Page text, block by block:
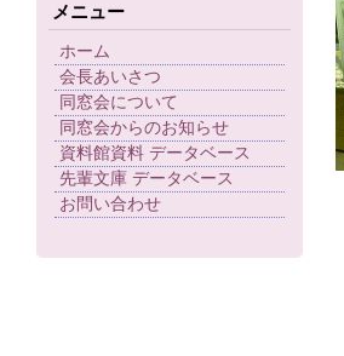
メニュー
ホーム
会長あいさつ
同窓会について
同窓会からのお知らせ
資料館資料 データベース
先輩文庫 データベース
お問い合わせ